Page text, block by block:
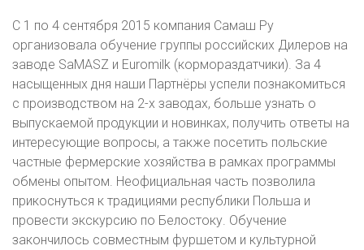
С 1 по 4 сентября 2015 компания Самаш Ру
организовала обучение группы российских Дилеров на
заводе SaMASZ и Euromilk (кормораздатчики). За 4
насыщенных дня наши Партнёры успели познакомиться
с производством на 2-х заводах, больше узнать о
выпускаемой продукции и новинках, получить ответы на
интересующие вопросы, а также посетить польские
частные фермерские хозяйства в рамках программы
обмены опытом. Неофициальная часть позволила
прикоснуться к традициями республики Польша и
провести экскурсию по Белостоку. Обучение
закончилось совместным фуршетом и культурной